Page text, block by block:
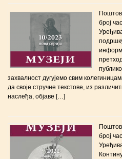
број
захвалност дугујемо свим
да своје стручне текстове, из
наслеђа, објаве […]
број